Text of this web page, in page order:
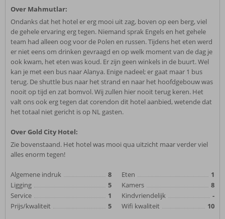
Over Mahmutlar:
Ondanks dat het hotel er erg mooi uit zag, boven op een berg, viel
de gehele ervaring erg tegen. Niemand sprak Engels en het gehele
team had alleen oog voor de Polen en russen. Tijdens het eten werd
er niet eens om drinken gevraagd en op welk moment van de dag je
ook kwam, het eten was koud. Er zijn geen winkels in de buurt. Wel
kan je met een bus naar Alanya. Enige nadeel; er gaat maar 1 bus
terug. De shuttle bus naar het strand en naar het hoofdgebouw was
nooit op tijd en zat bomvol. Wij zullen hier nooit terug keren. Het
valt ons ook erg tegen dat corendon dit hotel aanbied, wetende dat
het totaal niet gericht is op NL gasten.
Over Gold City Hotel:
Zie bovenstaand. Het hotel was mooi qua uitzicht maar verder viel
alles enorm tegen!
Algemene indruk
8
Ligging
5
Service
1
Prijs/kwaliteit
5
Eten
1
Kamers
8
Kindvriendelijk
-
Wifi kwaliteit
10